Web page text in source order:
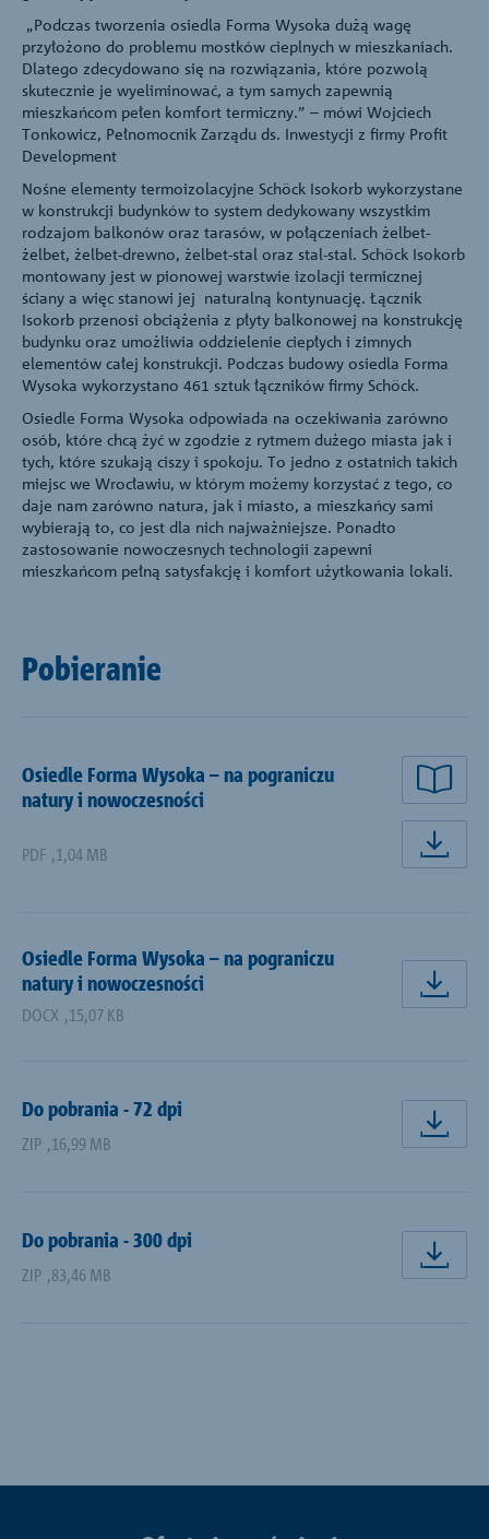
„Podczas tworzenia osiedla Forma Wysoka dużą wagę
przyłożono do problemu mostków cieplnych w mieszkaniach.
Dlatego zdecydowano się na rozwiązania, które pozwolą
skutecznie je wyeliminować, a tym samych zapewnią
mieszkańcom pełen komfort termiczny.” – mówi Wojciech
Tonkowicz, Pełnomocnik Zarządu ds. Inwestycji z firmy Profit
Development
Nośne elementy termoizolacyjne Schöck Isokorb wykorzystane
w konstrukcji budynków to system dedykowany wszystkim
rodzajom balkonów oraz tarasów, w połączeniach żelbet-
żelbet, żelbet-drewno, żelbet-stal oraz stal-stal. Schöck Isokorb
montowany jest w pionowej warstwie izolacji termicznej
ściany a więc stanowi jej naturalną kontynuację. Łącznik
Isokorb przenosi obciążenia z płyty balkonowej na konstrukcję
budynku oraz umożliwia oddzielenie ciepłych i zimnych
elementów całej konstrukcji. Podczas budowy osiedla Forma
Wysoka wykorzystano 461 sztuk łączników firmy Schöck.
Osiedle Forma Wysoka odpowiada na oczekiwania zarówno
osób, które chcą żyć w zgodzie z rytmem dużego miasta jak i
tych, które szukają ciszy i spokoju. To jedno z ostatnich takich
miejsc we Wrocławiu, w którym możemy korzystać z tego, co
daje nam zarówno natura, jak i miasto, a mieszkańcy sami
wybierają to, co jest dla nich najważniejsze. Ponadto
zastosowanie nowoczesnych technologii zapewni
mieszkańcom pełną satysfakcję i komfort użytkowania lokali.
Pobieranie
Osiedle Forma Wysoka – na pograniczu
natury i nowoczesności
PDF ,1,04 MB
Osiedle Forma Wysoka – na pograniczu
natury i nowoczesności
DOCX ,15,07 KB
Do pobrania - 72 dpi
ZIP ,16,99 MB
Do pobrania - 300 dpi
ZIP ,83,46 MB